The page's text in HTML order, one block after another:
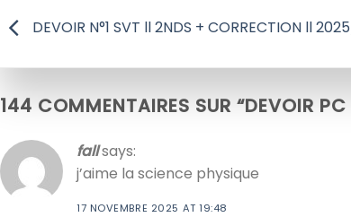
DEVOIR N°1 SVT ll 2NDS + CORRECTION ll
144 COMMENTAIRES SUR “DEVOIR
fallsays:
j’aime la science physique
17 NOVEMBRE 2025 AT 19:48